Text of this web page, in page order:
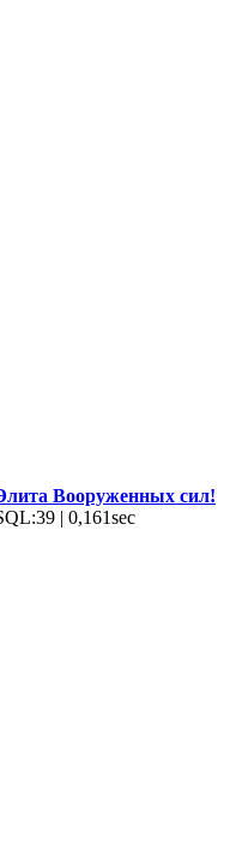
Вооруженных сил!
| 0,161sec